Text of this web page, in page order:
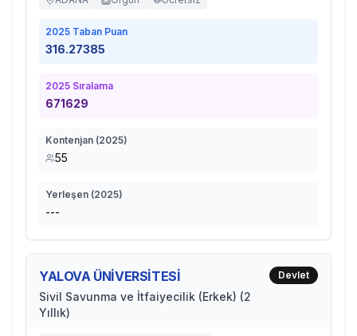
2025 Taban Puan
316.27385
2025 Sıralama
671629
Kontenjan (2025)
55
Yerleşen (2025)
---
YALOVA ÜNİVERSİTESİ
Sivil Savunma ve İtfaiyecilik (Erkek) (2
Yıllık)
Devlet